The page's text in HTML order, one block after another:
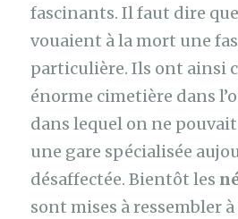
fascinants. Il faut dire
vouaient à la mort une
particulière. Ils ont ainsi
énorme cimetière dans
dans lequel on ne
une gare spécialisée
désaffectée. Bientôt les
sont mises à ressembler